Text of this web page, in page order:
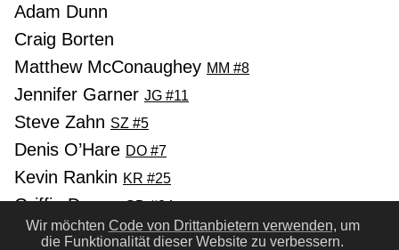
Adam Dunn
Craig Borten
Matthew McConaughey MM #8
Jennifer Garner JG #11
Steve Zahn SZ #5
Denis O’Hare DO #7
Kevin Rankin KR #25
Griffin DunneGD #24
Michael O’NeillMO #56
Wir möchten Code von Drittanbietern verwenden, um
die Funktionalität dieser Website zu verbessern.